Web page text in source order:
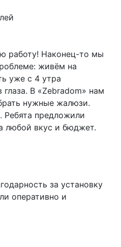
работу! Наконец-то мы
живём на
уже с 4 утра
В «Zebradom» нам
нужные жалюзи.
Ребята предложили
любой вкус и бюджет.
за установку
оперативно и